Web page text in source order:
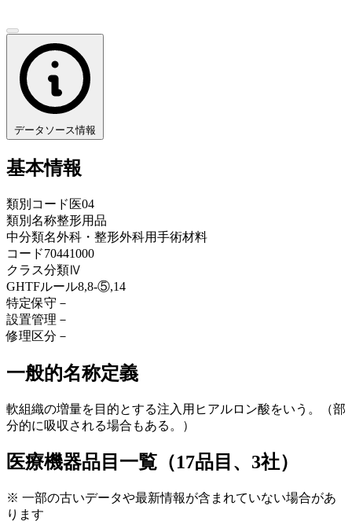
データソース情報
基本情報
類別コード 医04
類別名称整形用品
中分類名外科・整形外科用手術材料
コード70441000
クラス分類Ⅳ
GHTFルール8,8-⑤,14
特定保守 －
設置管理 －
修理区分 －
一般的名称定義
軟組織の増量を目的とする注入用ヒアルロン酸をいう。（部
分的に吸収される場合もある。）
医療機器品目一覧（17品目、3社）
※ 一部の古いデータや最新情報が含まれていない場合があ
ります